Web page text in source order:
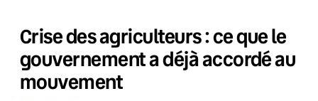
Crise des agriculteurs : ce que le
gouvernement a déjà accordé au
mouvement